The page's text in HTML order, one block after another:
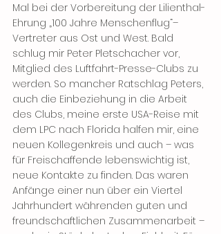
Mal bei der Vorbereitung der Lilienthal-
Ehrung „100 Jahre Menschenflug“–
Vertreter aus Ost und West. Bald
schlug mir Peter Pletschacher vor,
Mitglied des Luftfahrt-Presse-Clubs zu
werden. So mancher Ratschlag Peters,
auch die Einbeziehung in die Arbeit
des Clubs, meine erste USA-Reise mit
dem LPC nach Florida halfen mir, eine
neuen Kollegenkreis und auch – was
für Freischaffende lebenswichtig ist,
neue Kontakte zu finden. Das waren
Anfänge einer nun über ein Viertel
Jahrhundert währenden guten und
freundschaftlichen Zusammenarbeit –